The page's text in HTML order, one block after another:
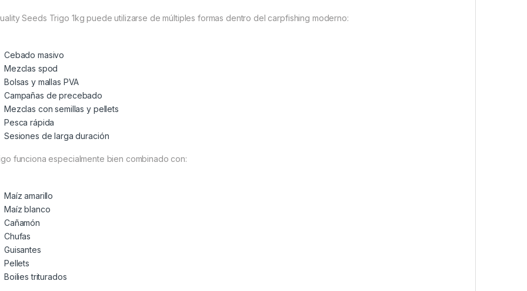
Seeds Trigo 1kg puede utilizarse de múltiples formas dentro del carpfishing moderno:
Cebado masivo
Mezclas spod
Bolsas y mallas PVA
Campañas de precebado
Mezclas con semillas y pellets
Pesca rápida
Sesiones de larga duración
funciona especialmente bien combinado con:
Maíz amarillo
Maíz blanco
Cañamón
Chufas
Guisantes
Pellets
Boilies triturados